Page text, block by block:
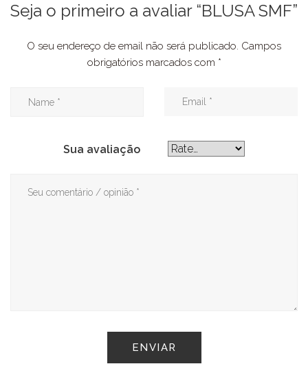
Seja o primeiro a avaliar “BLUSA SMF”
O seu endereço de email não será publicado. Campos
obrigatórios marcados com *
Sua avaliação